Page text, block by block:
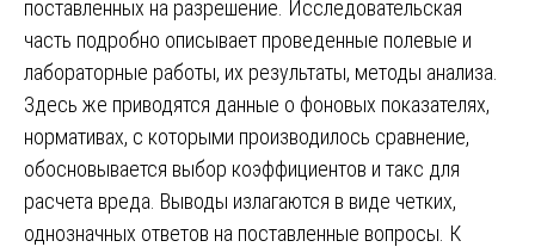
поставленных на разрешение. Исследовательская
часть подробно описывает проведенные полевые и
лабораторные работы, их результаты, методы анализа.
Здесь же приводятся данные о фоновых показателях,
нормативах, с которыми производилось сравнение,
обосновывается выбор коэффициентов и такс для
расчета вреда. Выводы излагаются в виде четких,
однозначных ответов на поставленные вопросы. К